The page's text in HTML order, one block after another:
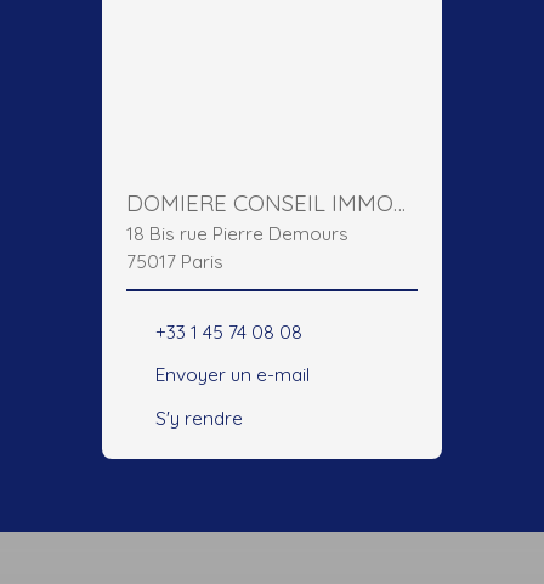
DOMIERE CONSEIL IMMOBILIER
18 Bis rue Pierre Demours
75017 Paris
+33 1 45 74 08 08
Envoyer un e-mail
S'y rendre